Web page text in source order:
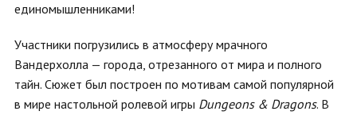
единомышленниками!
Участники погрузились в атмосферу мрачного
Вандерхолла — города, отрезанного от мира и полного
тайн. Сюжет был построен по мотивам самой популярной
в мире настольной ролевой игры Dungeons & Dragons. В